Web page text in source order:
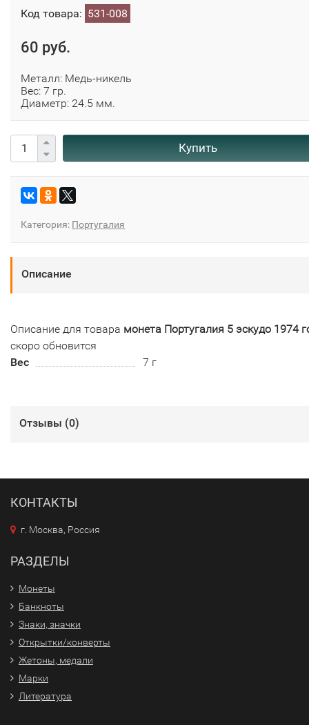
Код товара: 531-008
60 руб.
Металл: Медь-никель
Вес: 7 гр.
Диаметр: 24.5 мм.
Купить
Категория: Португалия
Описание
Описание для товара монета Португалия 5 эскудо 1974
скоро обновится
Вес
7 г
Отзывы (0)
КОНТАКТЫ
г. Москва, Россия
РАЗДЕЛЫ
Монеты
Банкноты
Знаки, значки
Открытки/конверты
Жетоны, медали
Марки
Литература